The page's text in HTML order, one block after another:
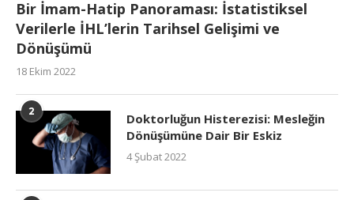
Bir İmam-Hatip Panoraması: İstatistiksel
Verilerle İHL’lerin Tarihsel Gelişimi ve
Dönüşümü
18 Ekim 2022
2
Doktorluğun Histerezisi: Mesleğin
Dönüşümüne Dair Bir Eskiz
4 Şubat 2022